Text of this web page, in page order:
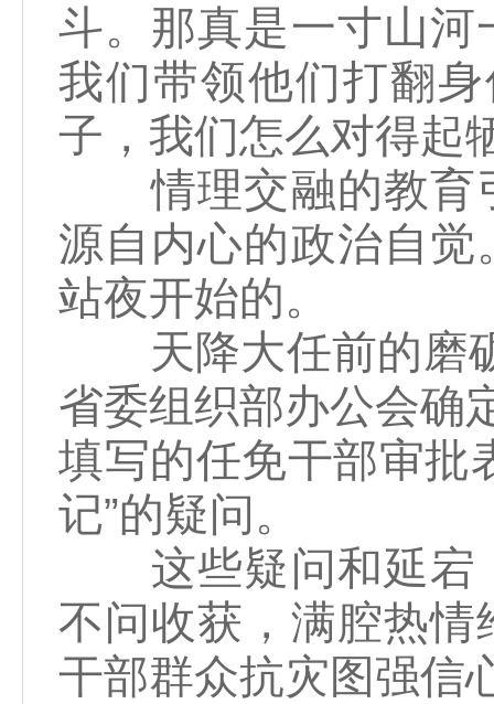
斗。那真是一寸山
我们带领他们打翻身
子，我们怎么对得起
情理交融的教育
源自内心的政治自
站夜开始的。
天降大任前的磨砺
省委组织部办公会确
填写的任免干部审批
记”的疑问。
这些疑问和延宕
不问收获，满腔热
干部群众抗灾图强信